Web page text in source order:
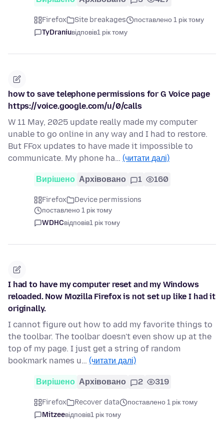
Firefox Site breakages
поставлено 1 рік тому
TyDraniuвідповів1 рік тому
how to save telephone permissions for G Voice page
https://voice.google.com/u/0/calls
W 11 May, 2025 update really made my computer
unable to go online in any way and I had to restore.
But FFox updates to have made it impossible to
communicate. My phone ha… (читати далі)
Вирішено Архівовано 1 160
Firefox
Device permissions
поставлено 1 рік тому
WDHCвідповів1 рік тому
I had to have my computer reset and my Windows
reloaded. Now Mozilla Firefox is not set up like I had it
originally.
I cannot figure out how to add my favorite things to
the toolbar. The toolbar doesn't even show up at the
top of my page. I just get a string of random
bookmark names u… (читати далі)
Вирішено Архівовано 2 319
Firefox Recover data
поставлено 1 рік тому
Mitzeeвідповів1 рік тому